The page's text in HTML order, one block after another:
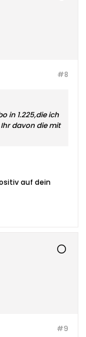
#8
in 1.225,die ich
davon die mit
auf dein
#9